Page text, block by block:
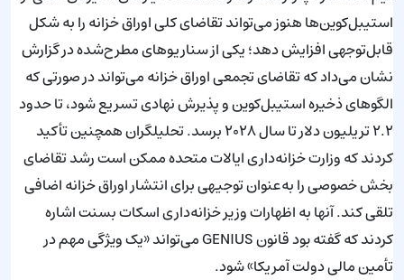
استیبل‌کوین‌ها هنوز می‌تواند تقاضای کلی اوراق خزانه را به شکل
قابل‌توجهی افزایش دهد؛ یکی از سناریوهای مطرح‌شده در گزارش
نشان می‌داد که تقاضای تجمعی اوراق خزانه می‌تواند در صورتی که
الگوهای ذخیره استیبل‌کوین و پذیرش نهادی تسریع شود، تا حدود
۲.۲ تریلیون دلار تا سال ۲۰۲۸ برسد. تحلیلگران همچنین تأکید
کردند که وزارت خزانه‌داری ایالات متحده ممکن است رشد تقاضای
بخش خصوصی را به‌عنوان توجیهی برای انتشار اوراق خزانه اضافی
تلقی کند. آنها به اظهارات وزیر خزانه‌داری اسکات بسنت اشاره
کردند که گفته بود قانون GENIUS می‌تواند «یک ویژگی مهم در
تأمین مالی دولت آمریکا» شود.